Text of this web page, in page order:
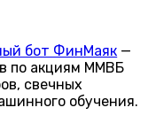
бот ФинМаяк —
по акциям ММВБ
свечных
обучения.